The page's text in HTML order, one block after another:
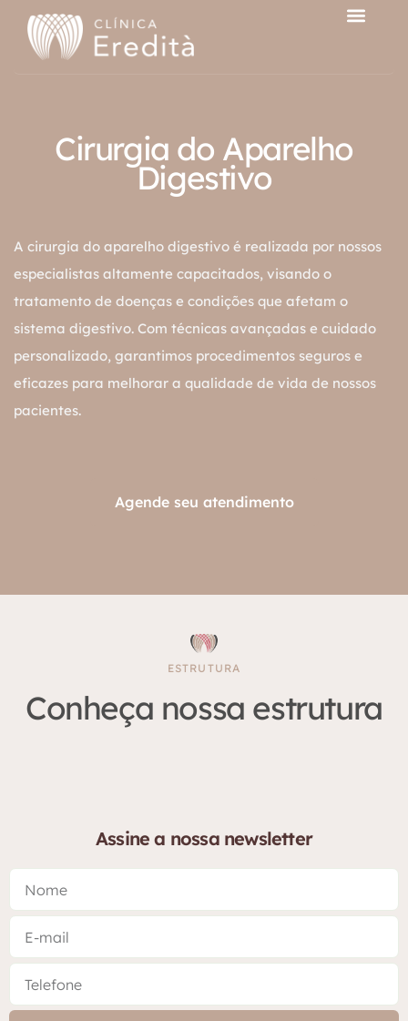
Cirurgia do Aparelho
Digestivo
A cirurgia do aparelho digestivo é realizada por nossos
especialistas altamente capacitados, visando o
tratamento de doenças e condições que afetam o
sistema digestivo. Com técnicas avançadas e cuidado
personalizado, garantimos procedimentos seguros e
eficazes para melhorar a qualidade de vida de nossos
pacientes.
Agende seu atendimento
ESTRUTURA
Conheça nossa estrutura
Assine a nossa newsletter